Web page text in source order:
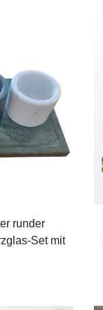
runder
Set mit